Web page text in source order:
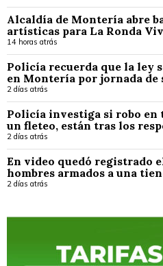
Alcaldía de Montería abre
artísticas para La Ronda
14 horas atrás
Policía recuerda que la ley
en Montería por jornada de
2 días atrás
Policía investiga si robo en
un fleteo, están tras los
2 días atrás
En video quedó registrado
hombres armados a una
2 días atrás